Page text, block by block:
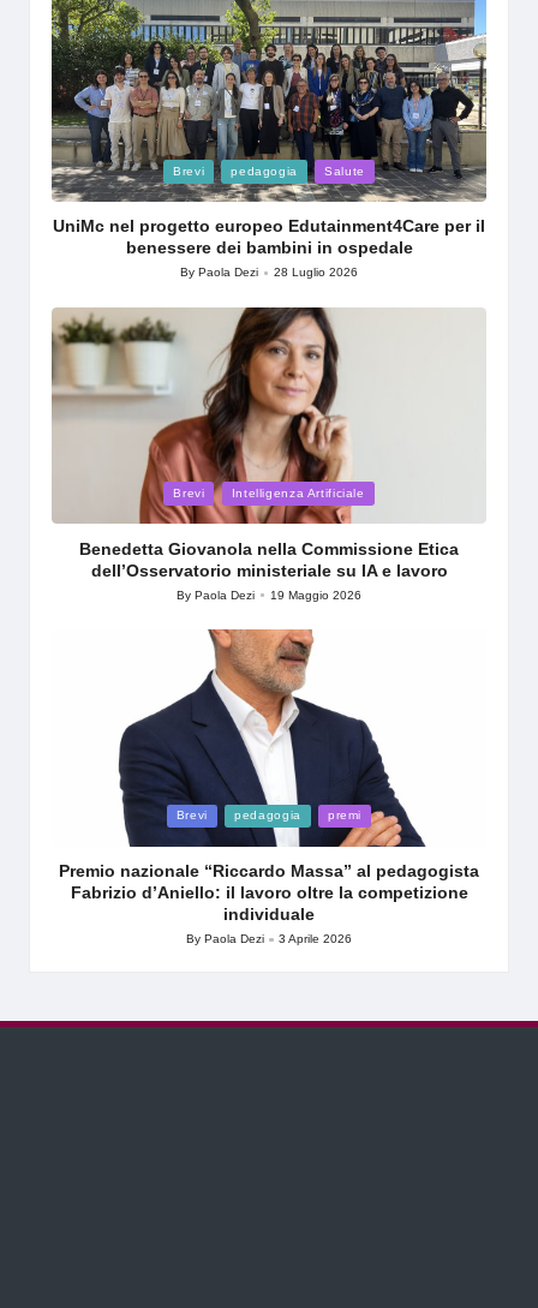
Posted
in
Brevi pedagogia Salute
UniMc nel progetto europeo Edutainment4Care per il
benessere dei bambini in ospedale
Posted
By Paola Dezi 28 Luglio 2026
Brevi Intelligenza Artificiale
Benedetta Giovanola nella Commissione Etica
dell’Osservatorio ministeriale su IA e lavoro
Posted
ByPaola Dezi 19 Maggio 2026
Brevi pedagogia premi
Premio nazionale “Riccardo Massa” al pedagogista
Fabrizio d’Aniello: il lavoro oltre la competizione
individuale
Posted
By Paola Dezi 3 Aprile 2026